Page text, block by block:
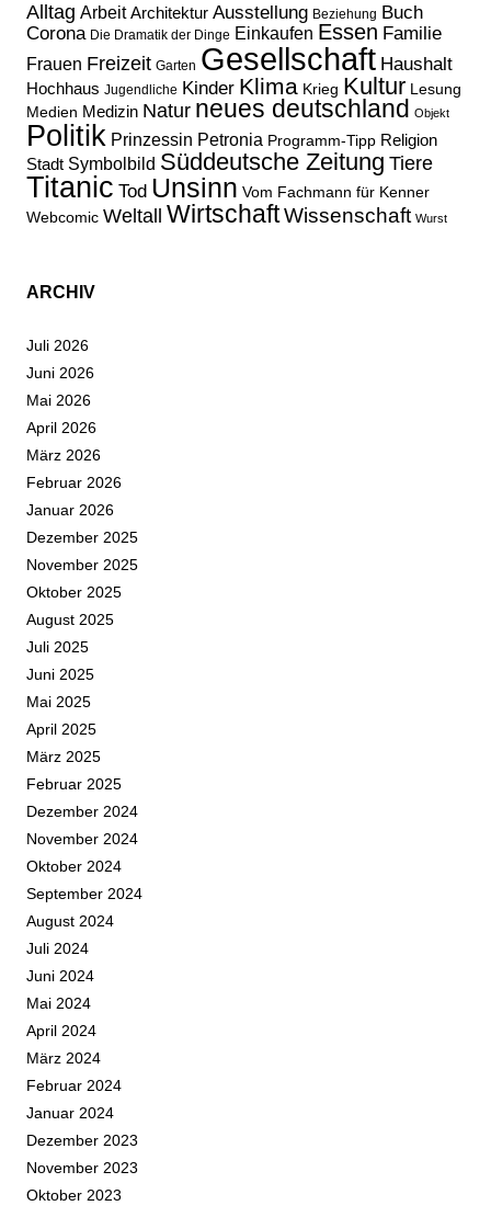
Alltag Arbeit Architektur Ausstellung Beziehung Buch
Corona Die Dramatik der Dinge Einkaufen Essen Familie
Frauen Freizeit Garten Gesellschaft Haushalt
Hochhaus Jugendliche Kinder Klima Krieg Kultur Lesung
Medien Medizin Natur neues deutschland Objekt
Politik Prinzessin Petronia Programm-Tipp Religion
Stadt Symbolbild Süddeutsche Zeitung Tiere
Titanic Tod Unsinn Vom Fachmann für Kenner
Webcomic Weltall WirtschaftWissenschaft Wurst
ARCHIV
Juli 2026
Juni 2026
Mai 2026
April 2026
März 2026
Februar 2026
Januar 2026
Dezember 2025
November 2025
Oktober 2025
August 2025
Juli 2025
Juni 2025
Mai 2025
April 2025
März 2025
Februar 2025
Dezember 2024
November 2024
Oktober 2024
September 2024
August 2024
Juli 2024
Juni 2024
Mai 2024
April 2024
März 2024
Februar 2024
Januar 2024
Dezember 2023
November 2023
Oktober 2023